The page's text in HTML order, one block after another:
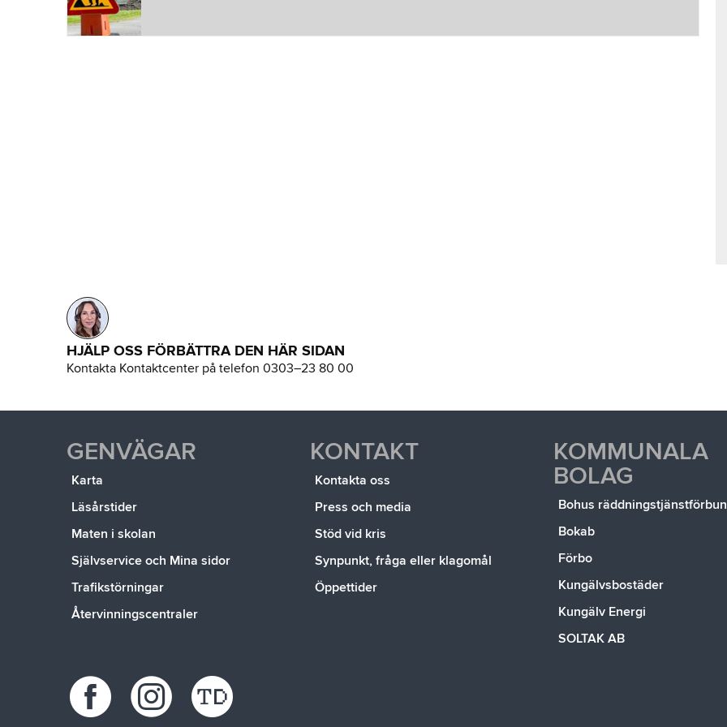
HJÄLP OSS FÖRBÄTTRA DEN HÄR SIDAN
Kontakta Kontaktcenter på telefon 0303–23 80 00
GENVÄGAR
Karta
Läsårstider
Maten i skolan
Självservice och Mina sidor
Trafikstörningar
Återvinningscentraler
KONTAKT
Kontakta oss
Press och media
Stöd vid kris
Synpunkt, fråga eller klagomål
Öppettider
KOMMUNALA
BOLAG
Bohus
Bokab
Förbo
Kungälvsbostäder
Kungälv Energi
SOLTAK AB